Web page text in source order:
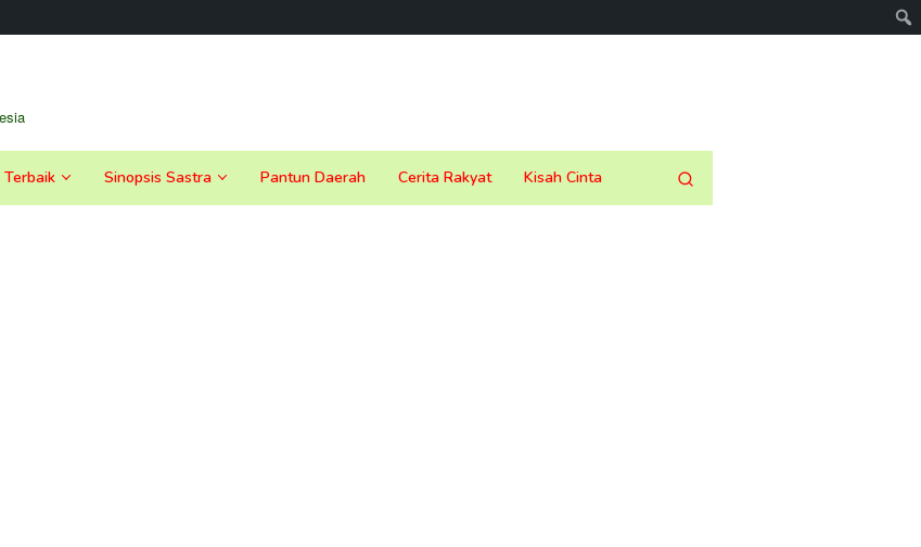
Terbaik Sinopsis Sastra Pantun Daerah Cerita Rakyat Kisah Cinta